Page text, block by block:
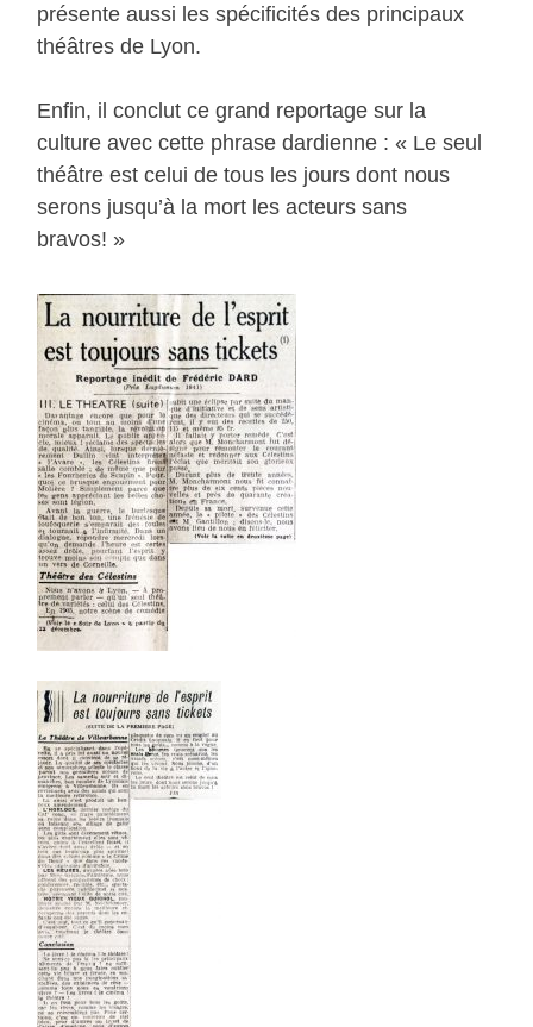
présente aussi les spécificités des principaux
théâtres de Lyon.
Enfin, il conclut ce grand reportage sur la
culture avec cette phrase dardienne : « Le seul
théâtre est celui de tous les jours dont nous
serons jusqu’à la mort les acteurs sans
bravos! »